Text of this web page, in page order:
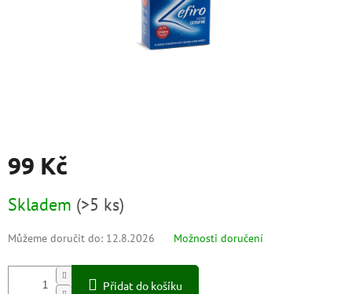
99 Kč
cena:
Skladem (>5 ks)
Můžeme doručit do: 12.8.2026 Možnosti doručení
Přidat do košíku